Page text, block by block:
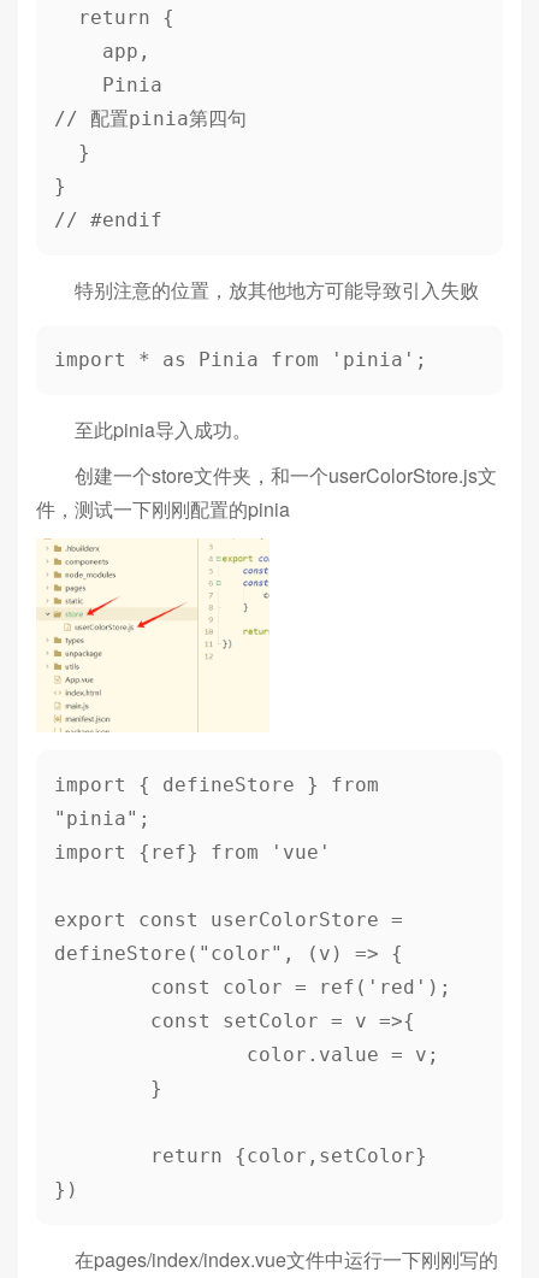
// 配置pinia第四句
}
// #endif
特别注意的位置，放其他地方可能导致引入失败
import * as Pinia from 'pinia';
至此pinia导入成功。
创建一个store文件夹，和一个userColorStore.js文
件，测试一下刚刚配置的pinia
import { defineStore } from
"pinia";
import {ref} from 'vue'
export const userColorStore =
defineStore("color", (v) => {
在pages/index/index.vue文件中运行一下刚刚写的